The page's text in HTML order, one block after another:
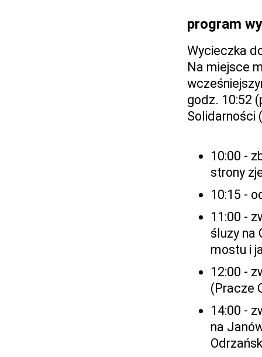
program
Wycieczka
Na miejsce
godz. 10:52
Solidarności
10:00 -
strony
10:15 -
11:00 -
śluzy na
mostu i
12:00 -
(Pracze
14:00 -
na